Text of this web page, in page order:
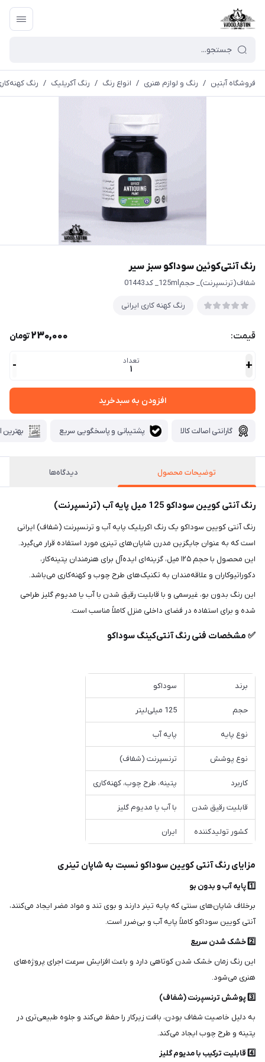
فروشگاه آبتین / رنگ و لوازم هنری / انواع رنگ / رنگ آکریلیک / رنگ
رنگ آنتی‌کوئین سوداکو سبز سير
شفاف(ترنسپرنت)_ حجم125ml_ کد01443
رنگ كهنه كاری ايرانی
قیمت: 230,000تومان
+ تعداد
1
-
افزودن به سبدخرید
گارانتی اصالت کالا پشتیبانی و پاسخگویی سریع بهترین
توضیحات محصول دیدگاه‌ها
رنگ آنتی کویین سوداکو 125 میل پایه آب (ترنسپرنت)
رنگ آنتی کویین سوداکو یک رنگ اکریلیک پایه آب و ترنسپرنت (شفاف) ایرانی
است که به عنوان جایگزین مدرن شاپان‌های تینری مورد استفاده قرار می‌گیرد.
این محصول با حجم ۱۲۵ میل، گزینه‌ای ایده‌آل برای هنرمندان پتینه‌کار،
دکوراتیوکاران و علاقه‌مندان به تکنیک‌های طرح چوب و کهنه‌کاری می‌باشد.
این رنگ بدون بو، غیرسمی و با قابلیت رقیق شدن با آب یا مدیوم گلیز طراحی
شده و برای استفاده در فضای داخلی منزل کاملاً مناسب است.
✅ مشخصات فنی رنگ آنتی‌کینگ سوداکو
برند سوداکو
حجم 125 میلی‌لیتر
نوع پایه پایه آب
نوع پوشش ترنسپرنت (شفاف)
کاربرد پتینه، طرح چوب، کهنه‌کاری
قابلیت رقیق شدن با آب یا مدیوم گلیز
کشور تولیدکننده ایران
مزایای رنگ آنتی کویین سوداکو نسبت به شاپان تینری
1️⃣ پایه آب و بدون بو
برخلاف شاپان‌های سنتی که پایه تینر دارند و بوی تند و مواد مضر ایجاد می‌کنند،
آنتی کویین سوداکو کاملاً پایه آب و بی‌ضرر است.
2️⃣ خشک شدن سریع
این رنگ زمان خشک شدن کوتاهی دارد و باعث افزایش سرعت اجرای پروژه‌های
هنری می‌شود.
3️⃣ پوشش ترنسپرنت (شفاف)
به دلیل خاصیت شفاف بودن، بافت زیرکار را حفظ می‌کند و جلوه طبیعی‌تری در
پتینه و طرح چوب ایجاد می‌کند.
4️⃣ قابلیت ترکیب با مدیوم گلیز